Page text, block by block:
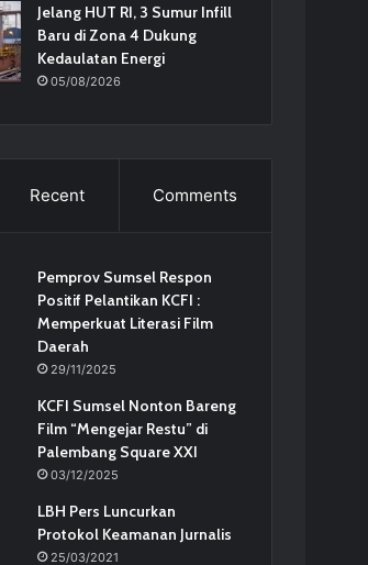
Jelang HUT RI, 3 Sumur Infill
Baru di Zona 4 Dukung
Kedaulatan Energi
05/08/2026
Recent Comments
Pemprov Sumsel Respon
Positif Pelantikan KCFI :
Memperkuat Literasi Film
Daerah
29/11/2025
KCFI Sumsel Nonton Bareng
Film “Mengejar Restu” di
Palembang Square XXI
03/12/2025
LBH Pers Luncurkan
Protokol Keamanan Jurnalis
25/03/2021